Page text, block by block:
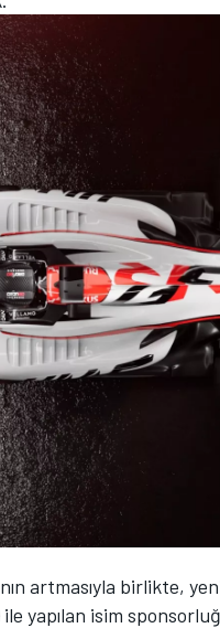
artmasıyla birlikte,
ile yapılan isim